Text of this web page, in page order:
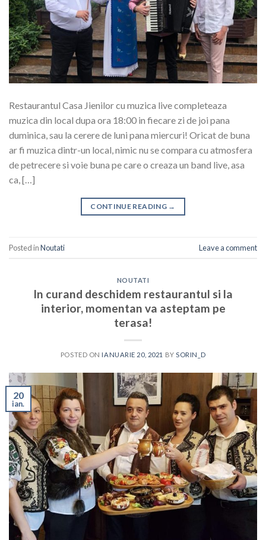
Restaurantul Casa Jienilor cu muzica live completeaza
muzica din local dupa ora 18:00 in fiecare zi de joi pana
duminica, sau la cerere de luni pana miercuri! Oricat de buna
ar fi muzica dintr-un local, nimic nu se compara cu atmosfera
de petrecere si voie buna pe care o creaza un band live, asa
ca, […]
CONTINUE READING →
Posted inNoutati Leave a comment
NOUTATI
In curand deschidem restaurantul si la
interior, momentan va asteptam pe
terasa!
POSTED ON IANUARIE 20, 2021 BYSORIN_D
20
ian.